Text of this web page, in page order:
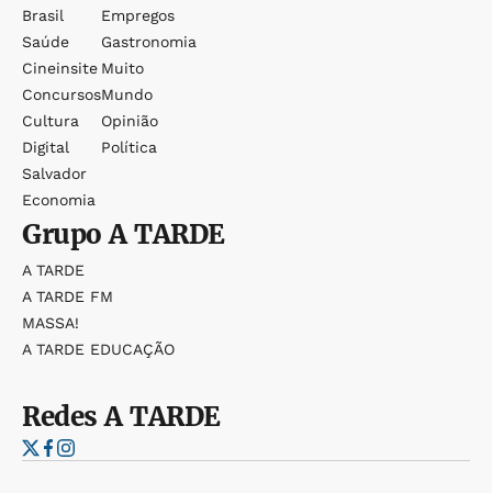
Brasil
Saúde
Cineinsite
Concursos
Cultura
Digital
Salvador
Economia
Empregos
Gastronomia
Muito
Mundo
Opinião
Política
GrupoA TARDE
A TARDE
A TARDE FM
MASSA!
A TARDE EDUCAÇÃO
RedesA TARDE